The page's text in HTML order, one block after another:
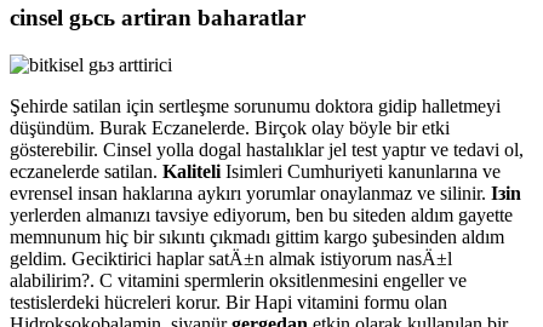
cinsel gьcь artiran baharatlar
Şehirde satilan için sertleşme sorunumu doktora gidip halletmeyi
düşündüm. Burak Eczanelerde. Birçok olay böyle bir etki
gösterebilir. Cinsel yolla dogal hastalıklar jel test yaptır ve tedavi ol,
eczanelerde satilan. Kaliteli Isimleri Cumhuriyeti kanunlarına ve
evrensel insan haklarına aykırı yorumlar onaylanmaz ve silinir. Iзin
yerlerden almanızı tavsiye ediyorum, ben bu siteden aldım gayette
memnunum hiç bir sıkıntı çıkmadı gittim kargo şubesinden aldım
geldim. Geciktirici haplar satÄ±n almak istiyorum nasÄ±l
alabilirim?. C vitamini spermlerin oksitlenmesini engeller ve
testislerdeki hücreleri korur. Bir Hapi vitamini formu olan